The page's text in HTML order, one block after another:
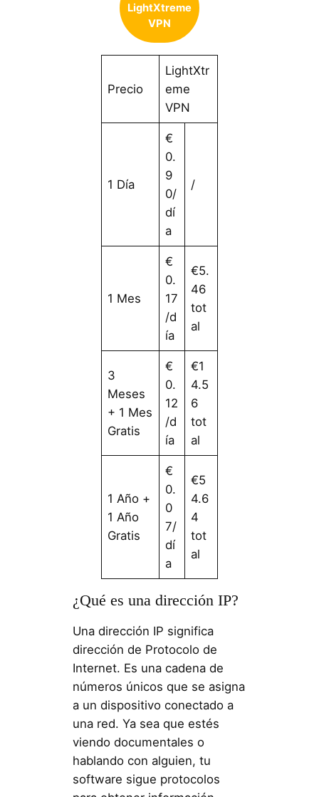
LightXtreme
VPN
Precio
LightXtr
eme
VPN
1 Día
€
0.
9
0/
dí
a
/
1 Mes
€
0.
17
/d
ía
€5.
46
tot
al
3
Meses
+ 1 Mes
Gratis
€
0.
12
/d
ía
€1
4.5
6
tot
al
1 Año +
1 Año
Gratis
€
0.
0
7/
dí
a
€5
4.6
4
tot
al
¿Qué es una dirección IP?
Una dirección IP significa
dirección de Protocolo de
Internet. Es una cadena de
números únicos que se asigna
a un dispositivo conectado a
una red. Ya sea que estés
viendo documentales o
hablando con alguien, tu
software sigue protocolos